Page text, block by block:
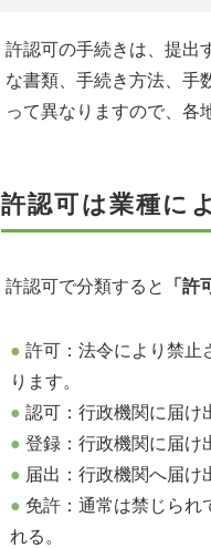
許認可の手続きは、提出
な書類、手続き方法、手
って異なりますので、各
許認可は業種に
許認可で分類すると 「許
許可：法令により禁止
ります。
認可：行政機関に届け
登録：行政機関に届け
届出：行政機関へ届け
免許：通常は禁じられ
れる。